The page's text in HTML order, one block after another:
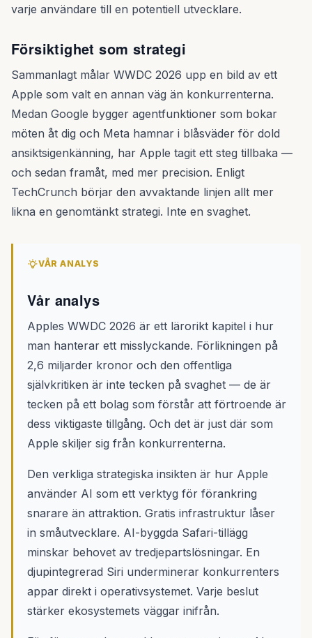
varje användare till en potentiell utvecklare.
Försiktighet som strategi
Sammanlagt målar WWDC 2026 upp en bild av ett
Apple som valt en annan väg än konkurrenterna.
Medan Google bygger agentfunktioner som bokar
möten åt dig och Meta hamnar i blåsväder för dold
ansiktsigenkänning, har Apple tagit ett steg tillbaka —
och sedan framåt, med mer precision. Enligt
TechCrunch börjar den avvaktande linjen allt mer
likna en genomtänkt strategi. Inte en svaghet.
VÅR ANALYS
Vår analys
Apples WWDC 2026 är ett lärorikt kapitel i hur
man hanterar ett misslyckande. Förlikningen på
2,6 miljarder kronor och den offentliga
självkritiken är inte tecken på svaghet — de är
tecken på ett bolag som förstår att förtroende är
dess viktigaste tillgång. Och det är just där som
Apple skiljer sig från konkurrenterna.
Den verkliga strategiska insikten är hur Apple
använder AI som ett verktyg för förankring
snarare än attraktion. Gratis infrastruktur låser
in småutvecklare. AI-byggda Safari-tillägg
minskar behovet av tredjepartslösningar. En
djupintegrerad Siri underminerar konkurrenters
appar direkt i operativsystemet. Varje beslut
stärker ekosystemets väggar inifrån.